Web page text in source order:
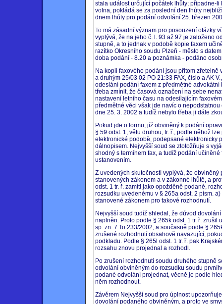
stala událost určující počátek lhůty; připadne-
volna, pokládá se za poslední den lhůty
dnem lhůty pro podání odvolání 25. březen
To má zásadní význam pro posouzení otázky
vyplývá, že na jeho č. l. 93 až 97 je založeno
stupně, a to jednak v podobě kopie faxem
razítko Okresního soudu Plzeň - město s
doba podání - 8.20 a poznámka - podáno
Na kopii faxového podání jsou přitom
a druhým 25/03 02 PO 21:33 FAX, číslo a AK
odeslání podání faxem z předmětné
třeba zmínit, že časová označení na sebe
nastavení letního času na odesílajícím
předmětné věci však jde navíc o
dne 25. 3. 2002 a tudíž nebylo třeba ji dále
Pokud jde o formu, jíž obviněný k podání
§ 59 odst. 1, větu druhou, tr. ř., podle něhož
elektronické podobě, podepsané elektronicky
dálnopisem. Nejvyšší soud se ztotožňuje s
shodný s termínem fax, a tudíž podání
ustanovením.
Z uvedených skutečností vyplývá, že
stanovených zákonem a v zákonné lhůtě, a
odst. 1 tr. ř. zamítl jako opožděně podané,
rozsudku uvedenému v § 265a odst. 2 písm.
stanovené zákonem pro takové rozhodnutí.
Nejvyšší soud tudíž shledal, že důvod
naplněn. Proto podle § 265k odst. 1 tr. ř.
sp. zn. 7 To 233/2002, a současně podle §
zrušené rozhodnutí obsahově navazující,
podkladu. Podle § 265l odst. 1 tr. ř. pak
rozsahu znovu projednal a rozhodl.
Po zrušení rozhodnutí soudu druhého stupně
odvolání obviněným do rozsudku soudu
podané odvolání projednat, věcně je podle
něm rozhodnout.
Závěrem Nejvyšší soud pro úplnost
dovolání podaného obviněným, a proto ve